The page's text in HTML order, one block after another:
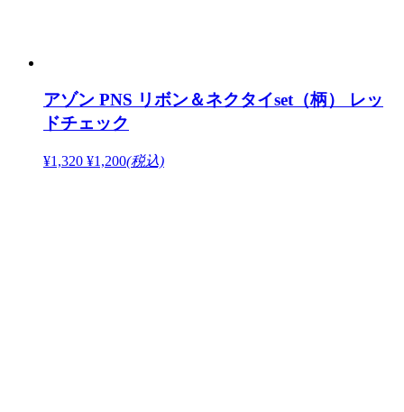
アゾン PNS リボン＆ネクタイset（柄） レッ
ドチェック
¥1,320 ¥1,200(税込)